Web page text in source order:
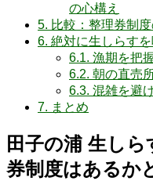
の心構え
5. 比較：整理券制
6. 絶対に生しらす
6.1. 漁期を把
6.2. 朝の直売
6.3. 混雑を避
7. まとめ
田子の浦 生し
券制度はあるか